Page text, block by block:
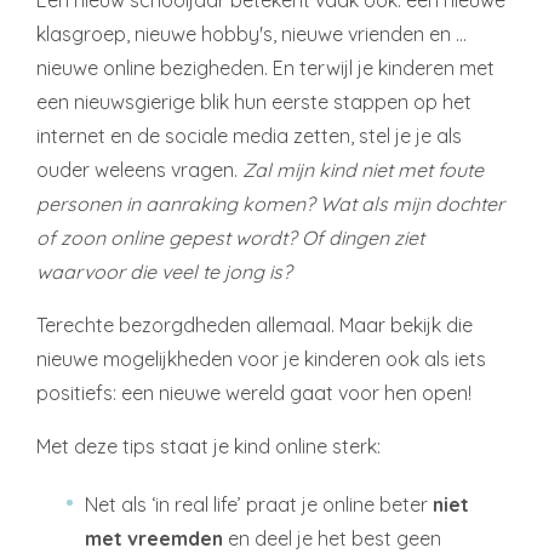
klasgroep, nieuwe hobby's, nieuwe vrienden en …
nieuwe online bezigheden. En terwijl je kinderen met
een nieuwsgierige blik hun eerste stappen op het
internet en de sociale media zetten, stel je je als
ouder weleens vragen. Zal mijn kind niet met foute
personen in aanraking komen? Wat als mijn dochter
of zoon online gepest wordt? Of dingen ziet
waarvoor die veel te jong is?
Terechte bezorgdheden allemaal. Maar bekijk die
nieuwe mogelijkheden voor je kinderen ook als iets
positiefs: een nieuwe wereld gaat voor hen open!
Met deze tips staat je kind online sterk:
Net als ‘in real life’ praat je online beter niet
met vreemden en deel je het best geen